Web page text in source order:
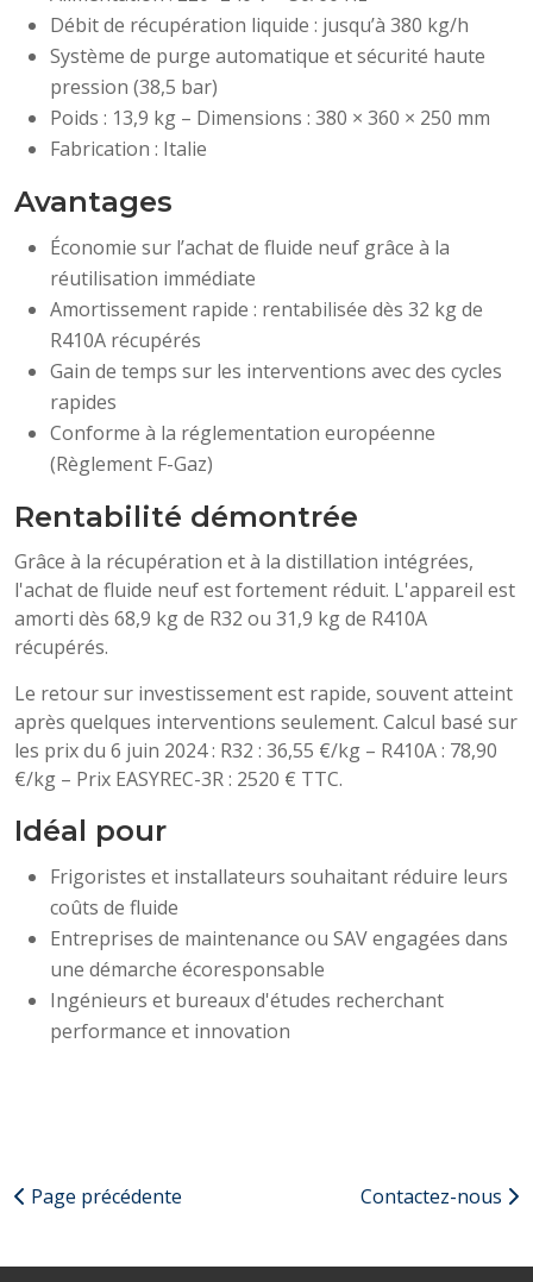
Débit de récupération liquide : jusqu’à 380 kg/h
Système de purge automatique et sécurité haute
pression (38,5 bar)
Poids : 13,9 kg – Dimensions : 380 × 360 × 250 mm
Fabrication : Italie
Avantages
Économie sur l’achat de fluide neuf grâce à la
réutilisation immédiate
Amortissement rapide : rentabilisée dès 32 kg de
R410A récupérés
Gain de temps sur les interventions avec des cycles
rapides
Conforme à la réglementation européenne
(Règlement F-Gaz)
Rentabilité démontrée
Grâce à la récupération et à la distillation intégrées,
l'achat de fluide neuf est fortement réduit. L'appareil est
amorti dès 68,9 kg de R32 ou 31,9 kg de R410A
récupérés.
Le retour sur investissement est rapide, souvent atteint
après quelques interventions seulement. Calcul basé sur
les prix du 6 juin 2024 : R32 : 36,55 €/kg – R410A : 78,90
€/kg – Prix EASYREC-3R : 2520 € TTC.
Idéal pour
Frigoristes et installateurs souhaitant réduire leurs
coûts de fluide
Entreprises de maintenance ou SAV engagées dans
une démarche écoresponsable
Ingénieurs et bureaux d'études recherchant
performance et innovation
Page précédente Contactez-nous